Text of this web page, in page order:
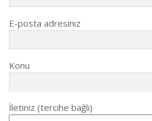
E-posta adresiniz
Konu
İletiniz (tercihe bağlı)